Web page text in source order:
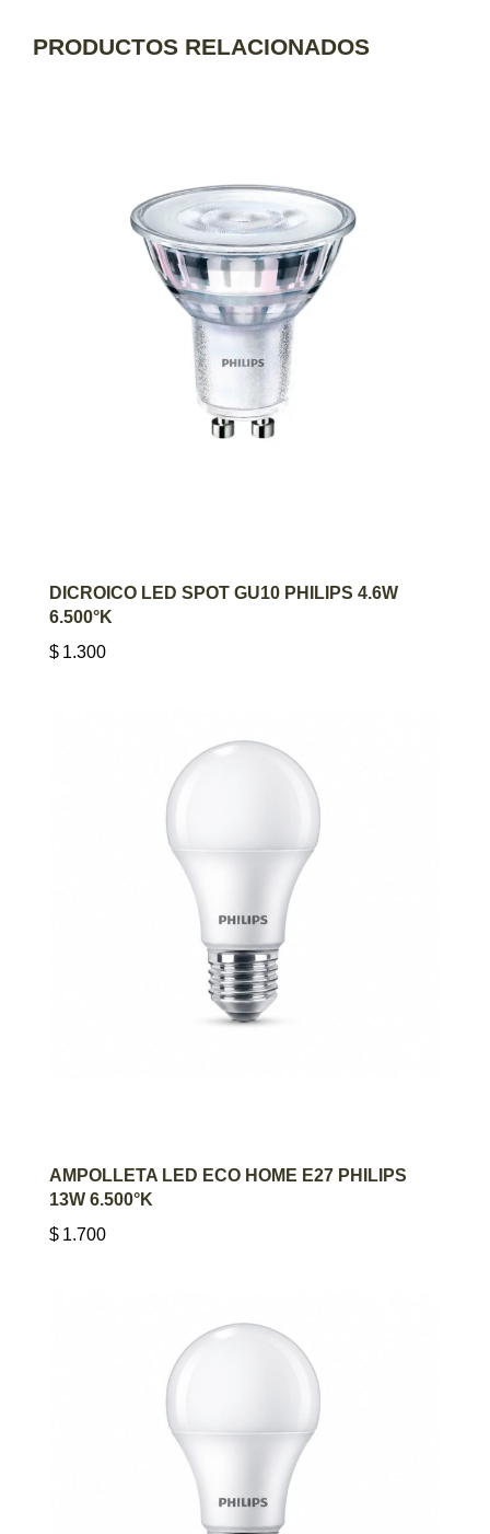
PRODUCTOS RELACIONADOS
AGREGAR AL CARRITO
DICROICO LED SPOT GU10 PHILIPS 4.6W
6.500°K
$ 1.300
AGREGAR AL CARRITO
AMPOLLETA LED ECO HOME E27 PHILIPS
13W 6.500°K
$ 1.700